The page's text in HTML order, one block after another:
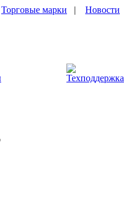
Торговые марки | Новости
Техподдержка